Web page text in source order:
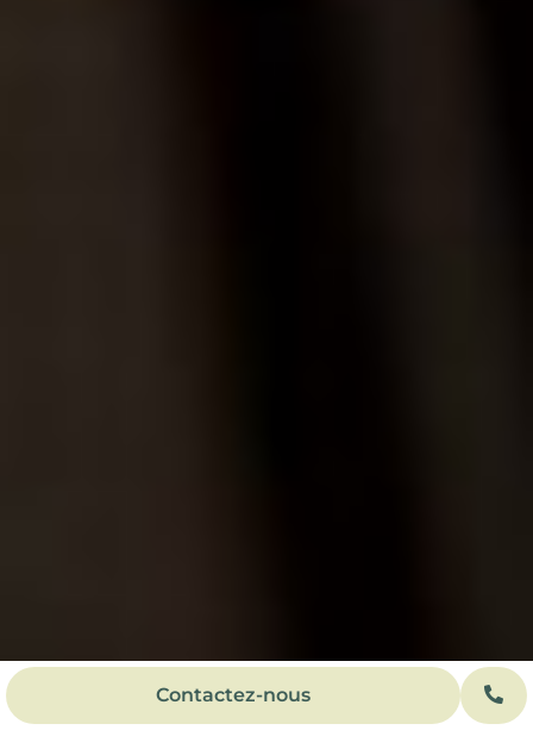
Contactez-nous